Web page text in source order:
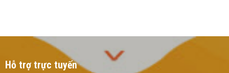
Hỗ trợ trực tuyến